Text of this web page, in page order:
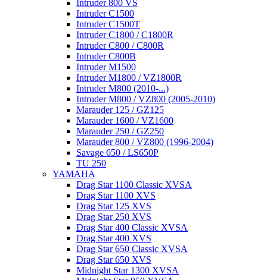
Intruder 800 VS
Intruder C1500
Intruder C1500T
Intruder C1800 / C1800R
Intruder C800 / C800R
Intruder C800B
Intruder M1500
Intruder M1800 / VZ1800R
Intruder M800 (2010-...)
Intruder M800 / VZ800 (2005-2010)
Marauder 125 / GZ125
Marauder 1600 / VZ1600
Marauder 250 / GZ250
Marauder 800 / VZ800 (1996-2004)
Savage 650 / LS650P
TU 250
YAMAHA
Drag Star 1100 Classic XVSA
Drag Star 1100 XVS
Drag Star 125 XVS
Drag Star 250 XVS
Drag Star 400 Classic XVSA
Drag Star 400 XVS
Drag Star 650 Classic XVSA
Drag Star 650 XVS
Midnight Star 1300 XVSA